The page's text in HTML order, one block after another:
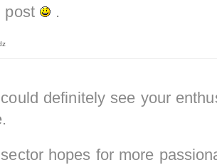
post
.
definitely see your
hopes for more